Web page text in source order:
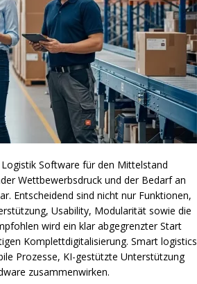
Software für den Mittelstand
Wettbewerbsdruck und der Bedarf an
Entscheidend sind nicht nur Funktionen,
Usability, Modularität sowie die
wird ein klar abgegrenzter Start
Komplettdigitalisierung. Smart logistics
Prozesse, KI-gestützte Unterstützung
zusammenwirken.